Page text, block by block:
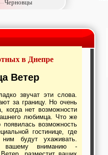
Черновцы
в Днепре
Ветер
за границу. Но очень
когда нет возможности
любимца. Что же
возможность
гостинице, где
будут ухаживать.
вашему вниманию -